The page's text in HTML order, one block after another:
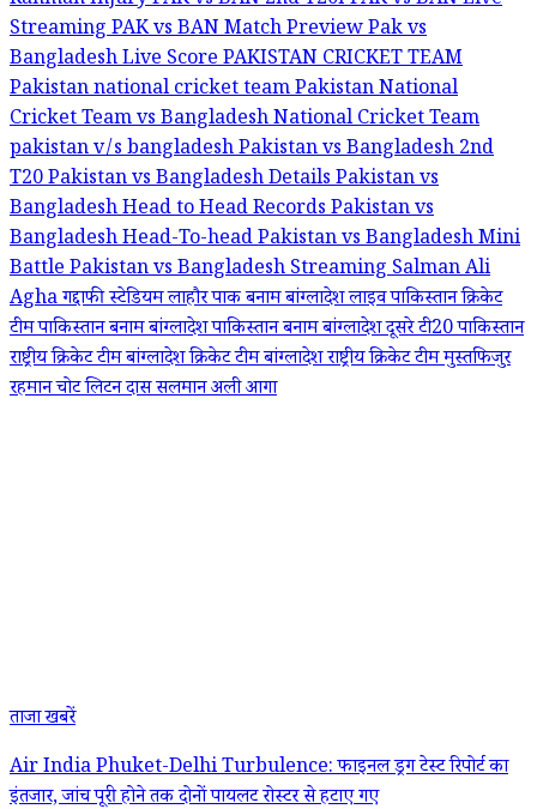
StreamingPAK vs BAN Match PreviewPak vs
Bangladesh Live ScorePAKISTAN CRICKET TEAM
Pakistan national cricket teamPakistan National
Cricket Team vs Bangladesh National Cricket Team
pakistan v/s bangladeshPakistan vs Bangladesh 2nd
T20Pakistan vs Bangladesh DetailsPakistan vs
Bangladesh Head to Head RecordsPakistan vs
Bangladesh Head-To-headPakistan vs Bangladesh Mini
BattlePakistan vs Bangladesh StreamingSalman Ali
Aghaगद्दाफी स्टेडियम लाहौरपाक बनाम बांग्लादेश लाइवपाकिस्तान क्रिकेट
टीमपाकिस्तान बनाम बांग्लादेशपाकिस्तान बनाम बांग्लादेश दूसरे टी20पाकिस्तान
राष्ट्रीय क्रिकेट टीमबांग्लादेश क्रिकेट टीमबांग्लादेश राष्ट्रीय क्रिकेट टीममुस्तफिजुर
रहमान चोटलिटन दाससलमान अली आगा
ताजा खबरें
Air India Phuket-Delhi Turbulence: फाइनल ड्रग टेस्ट रिपोर्ट का
इंतजार, जांच पूरी होने तक दोनों पायलट रोस्टर से हटाए गए